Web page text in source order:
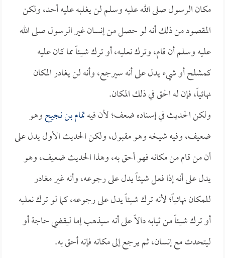
مكان الرسول صلى الله عليه وسلم لن يغلبه عليه أحد، ولكن
المقصود من ذلك أنه لو حصل من إنسان غير الرسول صلى الله
عليه وسلم أن قام، وترك نعليه، أو ترك شيئاً مما كان عليه
كمشلح أو شيء يدل على أنه سيرجع، وأنه لن يغادر المكان
نهائياً، فإن له الحق في ذلك المكان.
ولكن الحديث في إسناده ضعف؛ لأن فيهتمام بن نجيحوهو
ضعيف، وفيه شيخه وهو مقبول، ولكن الحديث الأول يدل على
أن من قام من مكانه فهو أحق به، وهذا الحديث ضعيف، وهو
يدل على أنه إذا فعل شيئاً يدل على رجوعه، وأنه غير مغادر
للمكان نهائياً؛ لأنه ترك شيئاً يدل على رجوعه، كما لو ترك نعليه
أو ترك شيئاً من ثيابه دالاً على أنه سيذهب إما ليقضي حاجة أو
ليتحدث مع إنسان، ثم يرجع إلى مكانه فإنه أحق به.